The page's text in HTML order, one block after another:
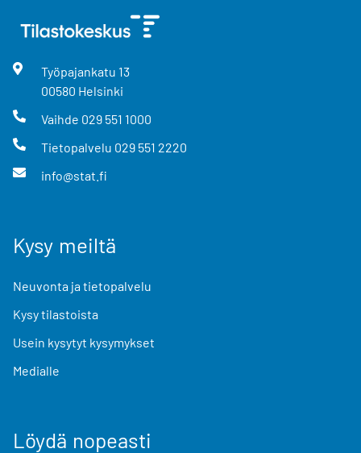
Työpajankatu 13
00580 Helsinki
Vaihde 029 551 1000
Tietopalvelu 029 551 2220
info@stat.fi
Kysy meiltä
Neuvonta ja tietopalvelu
Kysy tilastoista
Usein kysytyt kysymykset
Medialle
Löydä nopeasti